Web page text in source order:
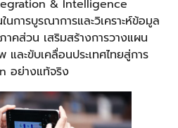
& Intelligence
การบูรณาการและวิเคราะห์ข้อมูล
คส่วน เสริมสร้างการวางแผน
และขับเคลื่อนประเทศไทยสู่การ
อย่างแท้จริง